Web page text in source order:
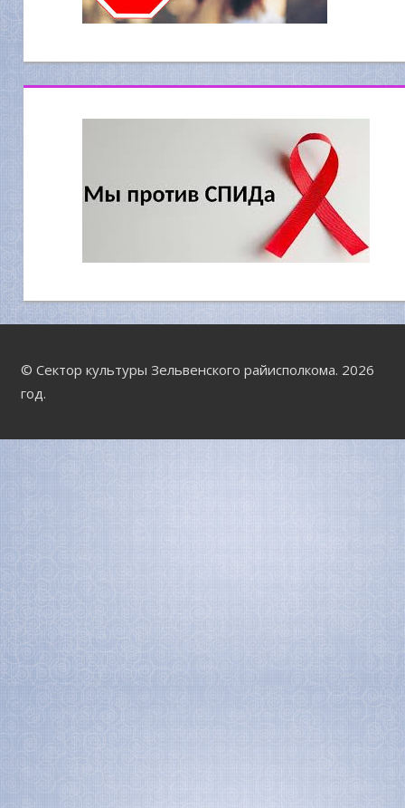
© Сектор культуры Зельвенского райисполкома. 2026
год.